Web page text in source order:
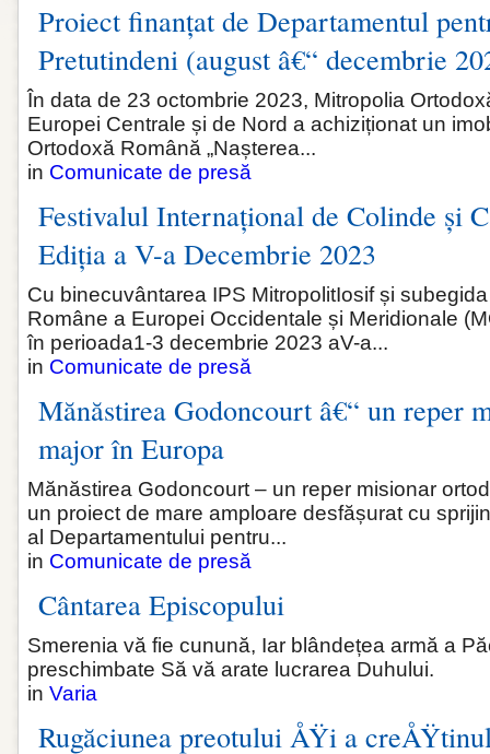
Proiect finanțat de Departamentul
Pretutindeni (august â€“ decembrie
În data de 23 octombrie 2023, Mitropolia
Europei Centrale și de Nord a achiziționat un
Ortodoxă Română „Nașterea...
in Comunicate de presă
Festivalul Internațional de Colinde și
Ediția a V-a Decembrie 2023
Cu binecuvântarea IPS MitropolitIosif și
Române a Europei Occidentale și Meridionale
în perioada1-3 decembrie 2023 aV-a...
in Comunicate de presă
Mănăstirea Godoncourt â€“ un reper
major în Europa
Mănăstirea Godoncourt – un reper misionar
un proiect de mare amploare desfășurat cu
al Departamentului pentru...
in Comunicate de presă
Cântarea Episcopului
Smerenia vă fie cunună, Iar blândețea armă a
preschimbate Să vă arate lucrarea Duhului.
in Varia
Rugăciunea preotului ÅŸi a